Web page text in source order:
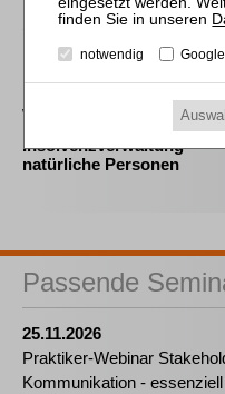
Schmidt
Der Schutz der Familie
Wipperfürth
Insolvenzverwaltung –
natürliche Personen
Passende
25.11.2026
Praktiker-Webinar
Kommunikation -
notwendig